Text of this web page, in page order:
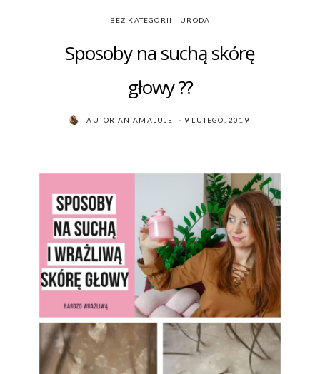
BEZ KATEGORII URODA
Sposoby na suchą skórę
głowy ??
AUTOR ANIAMALUJE
POSTED
9 LUTEGO, 2019